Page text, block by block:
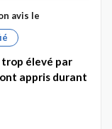
avis le
élevé par
appris durant